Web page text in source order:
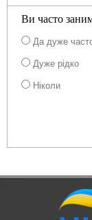
Ви часто
Да дуже
Дуже рідко
Ніколи